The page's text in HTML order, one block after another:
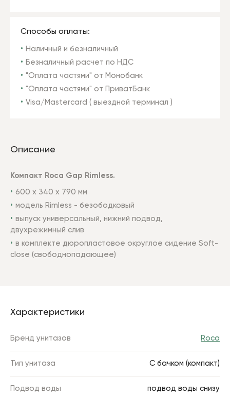
Способы оплаты:
Наличный и безналичный
Безналичный расчет по НДС
"Оплата частями" от Монобанк
"Оплата частями" от ПриватБанк
Visa/Mastercard ( выездной терминал )
Описание
Компакт Roca Gap Rimless.
600 х 340 х 790 мм
модель Rimless - безободковый
выпуск универсальный, нижний подвод,
двухрежимный слив
в комплекте дюропластовое округлое сидениеSoft-
close (свободнопадающее)
Характеристики
Бренд унитазов Roca
Тип унитаза С бачком (компакт)
Подвод воды подвод воды снизу